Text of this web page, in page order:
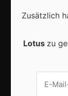
Karneval in
Zusätzlich
Lotus zu